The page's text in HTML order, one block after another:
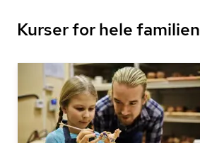
Kurser for hele familien